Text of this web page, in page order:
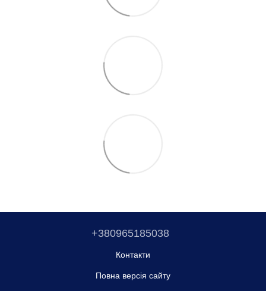
+380965185038
Контакти
Повна версія сайту